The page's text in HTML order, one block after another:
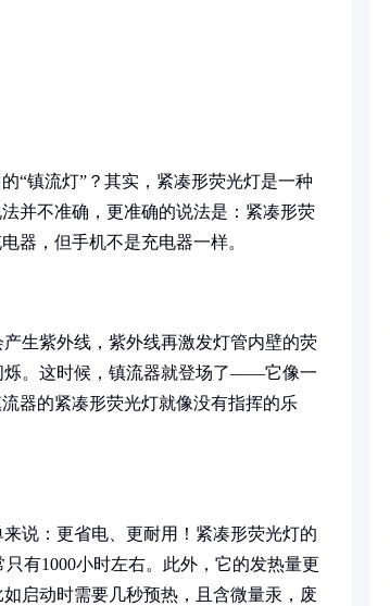
“镇流灯”？其实，紧凑形荧光灯是一种
并不准确，更准确的说法是：紧凑形荧
器，但手机不是充电器一样。
生紫外线，紫外线再激发灯管内壁的荧
烁。这时候，镇流器就登场了——它像一
器的紧凑形荧光灯就像没有指挥的乐
说：更省电、更耐用！紧凑形荧光灯的
有1000小时左右。此外，它的发热量更
启动时需要几秒预热，且含微量汞，废